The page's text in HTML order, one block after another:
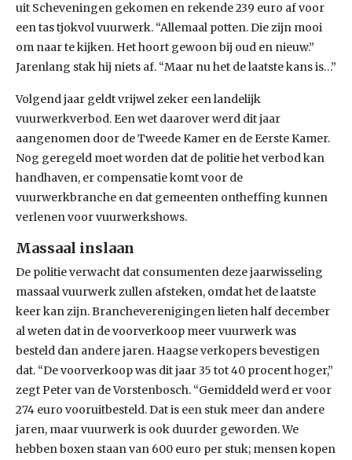
uit Scheveningen gekomen en rekende 239 euro af voor
een tas tjokvol vuurwerk. “Allemaal potten. Die zijn mooi
om naar te kijken. Het hoort gewoon bij oud en nieuw.”
Jarenlang stak hij niets af. “Maar nu het de laatste kans is…”
Volgend jaar geldt vrijwel zeker een landelijk
vuurwerkverbod. Een wet daarover werd dit jaar
aangenomen door de Tweede Kamer en de Eerste Kamer.
Nog geregeld moet worden dat de politie het verbod kan
handhaven, er compensatie komt voor de
vuurwerkbranche en dat gemeenten ontheffing kunnen
verlenen voor vuurwerkshows.
Massaal inslaan
De politie verwacht dat consumenten deze jaarwisseling
massaal vuurwerk zullen afsteken, omdat het de laatste
keer kan zijn. Brancheverenigingen lieten half december
al weten dat in de voorverkoop meer vuurwerk was
besteld dan andere jaren. Haagse verkopers bevestigen
dat. “De voorverkoop was dit jaar 35 tot 40 procent hoger,”
zegt Peter van de Vorstenbosch. “Gemiddeld werd er voor
274 euro vooruitbesteld. Dat is een stuk meer dan andere
jaren, maar vuurwerk is ook duurder geworden. We
hebben boxen staan van 600 euro per stuk; mensen kopen